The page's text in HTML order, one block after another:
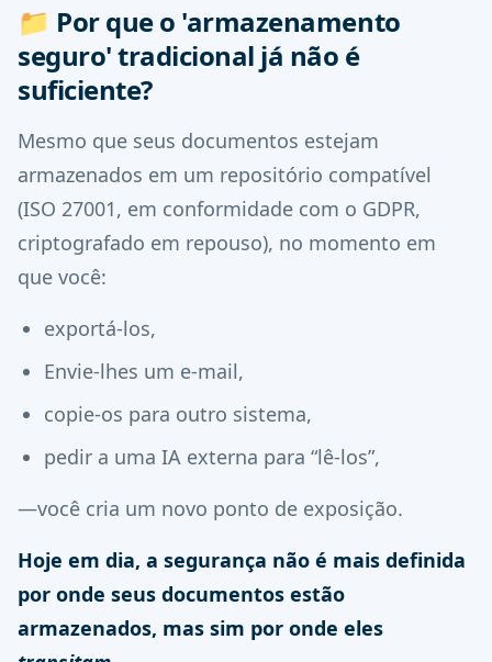
📁 Por que o 'armazenamento
seguro' tradicional já não é
suficiente?
Mesmo que seus documentos estejam
armazenados em um repositório compatível
(ISO 27001, em conformidade com o GDPR,
criptografado em repouso), no momento em
que você:
exportá-los,
Envie-lhes um e-mail,
copie-os para outro sistema,
pedir a uma IA externa para “lê-los”,
—você cria um novo ponto de exposição.
Hoje em dia, a segurança não é mais definida
por onde seus documentos estão
armazenados, mas sim por onde eles